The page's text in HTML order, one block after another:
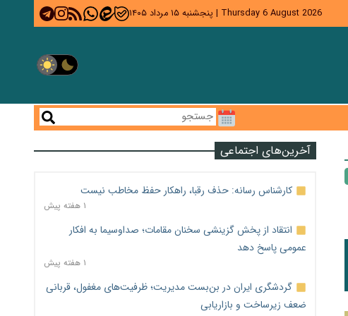
Thursday 6 August 2026
| پنجشنبه ۱۵ مرداد ۱۴۰۵
آخرین‌های اجتماعی
کارشناس رسانه: حذف رقبا، راهکار حفظ مخاطب نیست
۱ هفته پیش
انتقاد از پخش گزینشی سخنان مقامات؛ صداوسیما به افکار
عمومی پاسخ دهد
۱ هفته پیش
گردشگری ایران در بن‌بست مدیریت؛ ظرفیت‌های مغفول، قربانی
ضعف زیرساخت و بازاریابی